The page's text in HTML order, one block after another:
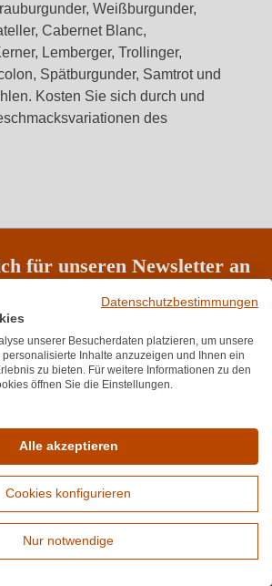
Weißburgunder,
Cabernet Blanc,
Lemberger, Trollinger,
Spätburgunder, Samtrot und
Kosten Sie sich durch und
des
für unseren Newsletter an
Uhr
★ ★ ★ ★ ★
★
Durchschnittliche Bewertung von 4.7
4,7 (6.689)
Erweiterte Suche
Datenschutzbestimmungen
unserer Besucherdaten platzieren, um unsere
Inhalte anzuzeigen und Ihnen ein
zu bieten. Für weitere Informationen zu den
öffnen Sie die Einstellungen.
Alle akzeptieren
Cookies konfigurieren
Nur notwendige